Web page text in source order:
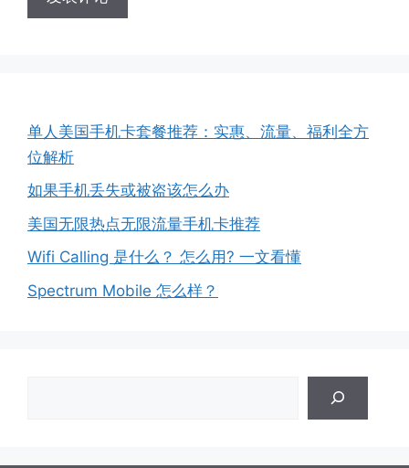
单人美国手机卡套餐推荐：实惠、流量、福利全方
位解析
如果手机丢失或被盗该怎么办
美国无限热点无限流量手机卡推荐
Wifi Calling 是什么？ 怎么用? 一文看懂
Spectrum Mobile 怎么样？